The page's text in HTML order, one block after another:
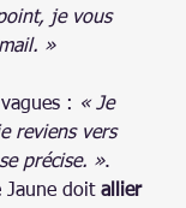
je vous
»
: « Je
reviens vers
précise. ».
doit allier